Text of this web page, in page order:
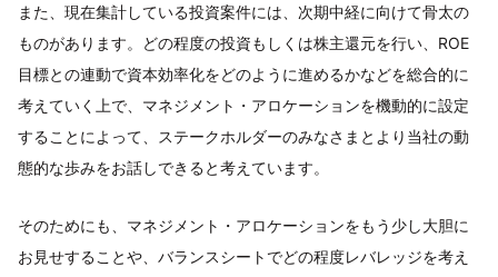
また、現在集計している投資案件には、次期中経に向けて骨太の
ものがあります。どの程度の投資もしくは株主還元を行い、ROE
目標との連動で資本効率化をどのように進めるかなどを総合的に
考えていく上で、マネジメント・アロケーションを機動的に設定
することによって、ステークホルダーのみなさまとより当社の動
態的な歩みをお話しできると考えています。
そのためにも、マネジメント・アロケーションをもう少し大胆に
お見せすることや、バランスシートでどの程度レバレッジを考え